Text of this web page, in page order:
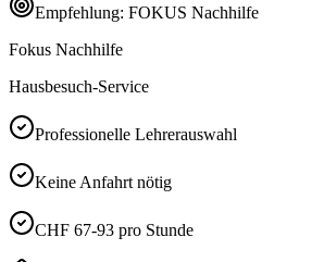
Empfehlung: FOKUS Nachhilfe
Fokus Nachhilfe
Hausbesuch-Service
Professionelle Lehrerauswahl
Keine Anfahrt nötig
CHF 67-93 pro Stunde